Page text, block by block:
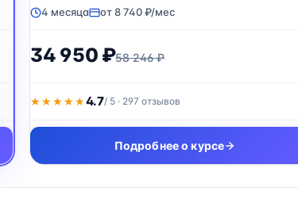
4 месяца от 8 740 ₽/мес
34 950 ₽58 246 ₽
★★★★★
★★★★★4.7/ 5 · 297 отзывов
Подробнее о курсе